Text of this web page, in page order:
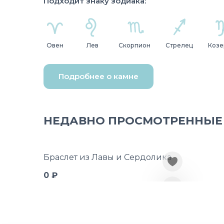
Овен Лев Скорпион Стрелец
Подробнее о камне
НЕДАВНО ПРОСМОТРЕННЫЕ
Браслет из Лавы и Сердолика
0 ₽